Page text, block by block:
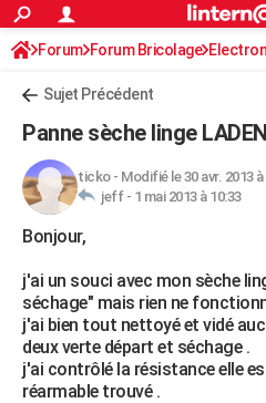
ACTUALITÉS
Politique
Société
Faits Divers
Education
Monde
Villes
+
FINANCE
Retraite
Impôts
Epargne
Immobilier
Risques naturels par ville
Banque
Assurance
Crédit
AUTO
Essais
Réserver un essai
Citadines
Berlines
SUV
Forum auto
+HIGH-TECH
Mobiles
Meilleur smartphone
Internet
Ordinateurs
Jeux vidéo
Guide high-tech
+BRICOLAGE
Forum
Aménagement intérieur
Extérieur
Cuisine
Salle de bains
Jardinage
Rangement
WEEK-END
Guides de France
Escapades
Patrimoine
Expositions
Musées
Week-end nature
+LIFESTYLE
Forum Forum Bricolage
Sujet Précédent
Panne sèche linge
ticko- Modifié le 30 avr. 2013 à
jeff - 1 mai 2013 à 10:33
Bonjour,
j'ai un souci avec mon sèche
séchage" mais rien ne
j'ai bien tout nettoyé et vidé
deux verte départ et séchage .
j'ai contrôlé la résistance elle
réarmable trouvé .